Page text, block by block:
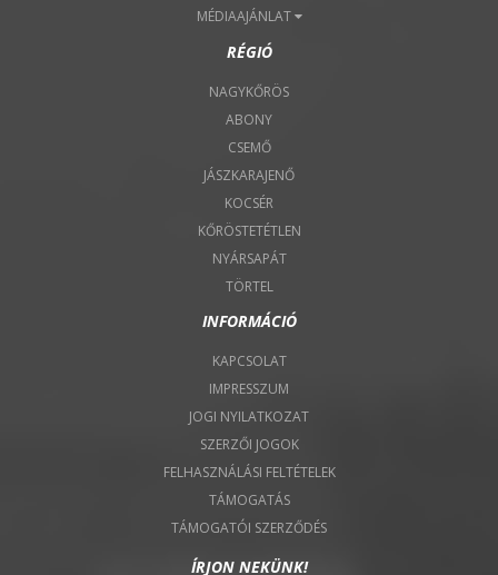
MÉDIAAJÁNLAT
RÉGIÓ
NAGYKŐRÖS
ABONY
CSEMŐ
JÁSZKARAJENŐ
KOCSÉR
KŐRÖSTETÉTLEN
NYÁRSAPÁT
TÖRTEL
INFORMÁCIÓ
KAPCSOLAT
IMPRESSZUM
JOGI NYILATKOZAT
SZERZŐI JOGOK
FELHASZNÁLÁSI FELTÉTELEK
TÁMOGATÁS
TÁMOGATÓI SZERZŐDÉS
ÍRJON NEKÜNK!